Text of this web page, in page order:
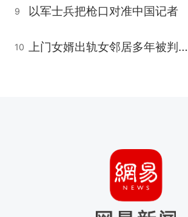
9 以军士兵把枪口对准中国记者
10 上门女婿出轨女邻居多年被判重婚罪